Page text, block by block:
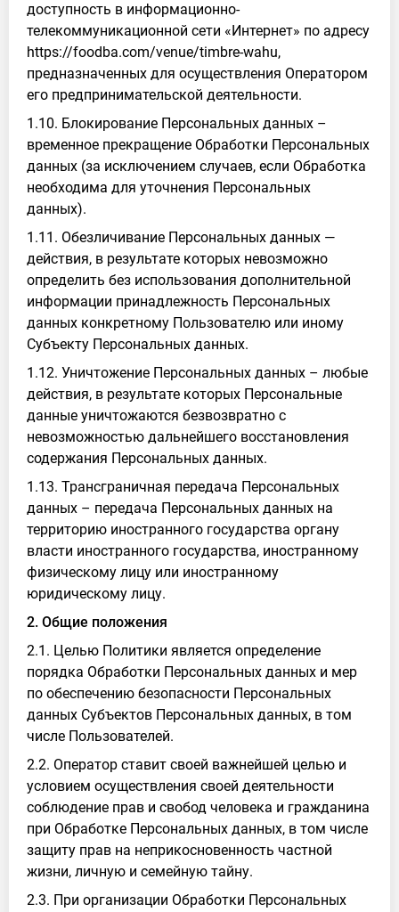
доступность в информационно-
телекоммуникационной сети «Интернет» по адресу
https://foodba.com/venue/timbre-wahu,
предназначенных для осуществления Оператором
его предпринимательской деятельности.
1.10. Блокирование Персональных данных –
временное прекращение Обработки Персональных
данных (за исключением случаев, если Обработка
необходима для уточнения Персональных
данных).
1.11. Обезличивание Персональных данных —
действия, в результате которых невозможно
определить без использования дополнительной
информации принадлежность Персональных
данных конкретному Пользователю или иному
Субъекту Персональных данных.
1.12. Уничтожение Персональных данных – любые
действия, в результате которых Персональные
данные уничтожаются безвозвратно с
невозможностью дальнейшего восстановления
содержания Персональных данных.
1.13. Трансграничная передача Персональных
данных – передача Персональных данных на
территорию иностранного государства органу
власти иностранного государства, иностранному
физическому лицу или иностранному
юридическому лицу.
2. Общие положения
2.1. Целью Политики является определение
порядка Обработки Персональных данных и мер
по обеспечению безопасности Персональных
данных Субъектов Персональных данных, в том
числе Пользователей.
2.2. Оператор ставит своей важнейшей целью и
условием осуществления своей деятельности
соблюдение прав и свобод человека и гражданина
при Обработке Персональных данных, в том числе
защиту прав на неприкосновенность частной
жизни, личную и семейную тайну.
2.3. При организации Обработки Персональных